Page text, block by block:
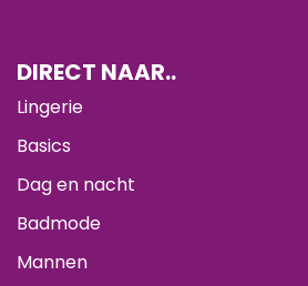
DIRECT NAAR..
Lingerie
Basics
Dag en nacht
Badmode
Mannen